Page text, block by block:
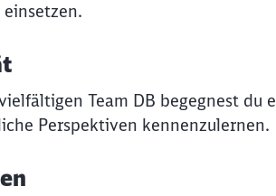
Team DB begegnest du
Perspektiven kennenzulernen.